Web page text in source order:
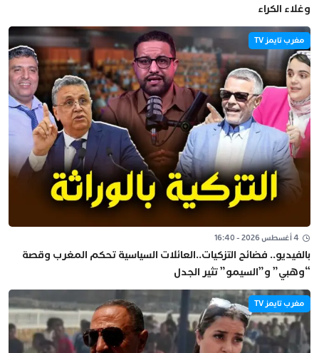
وغلاء الكراء
مغرب تايمز TV
4 أغسطس 2026 - 16:40
بالفيديو.. فضائح التزكيات..العائلات السياسية تحكم المغرب وقصة
“وهبي” و”السيمو” تثير الجدل
مغرب تايمز TV